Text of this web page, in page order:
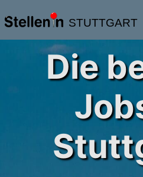
STUTTGART
Die